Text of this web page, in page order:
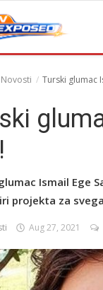
Novosti Turski glumac
Ismail Ege
projekta za
Aug 27, 2021